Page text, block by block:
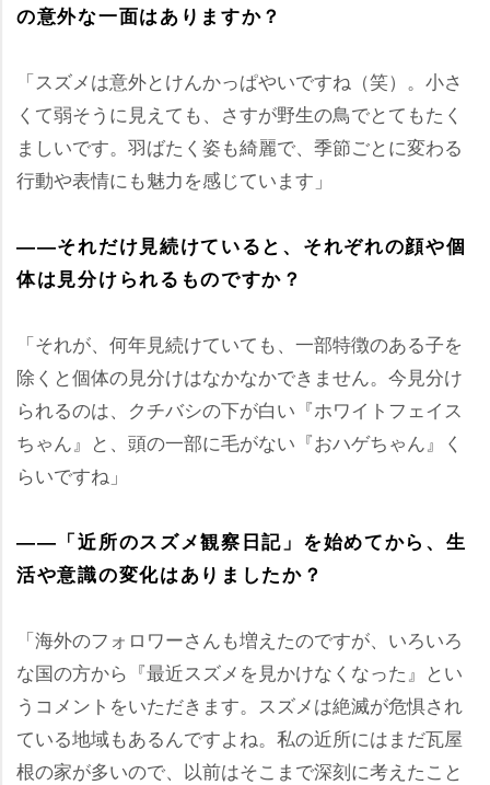
の意外な一面はありますか？
「スズメは意外とけんかっぱやいですね（笑）。小さ
くて弱そうに見えても、さすが野生の鳥でとてもたく
ましいです。羽ばたく姿も綺麗で、季節ごとに変わる
行動や表情にも魅力を感じています」
――それだけ見続けていると、それぞれの顔や個
体は見分けられるものですか？
「それが、何年見続けていても、一部特徴のある子を
除くと個体の見分けはなかなかできません。今見分け
られるのは、クチバシの下が白い『ホワイトフェイス
ちゃん』と、頭の一部に毛がない『おハゲちゃん』く
らいですね」
――「近所のスズメ観察日記」を始めてから、生
活や意識の変化はありましたか？
「海外のフォロワーさんも増えたのですが、いろいろ
な国の方から『最近スズメを見かけなくなった』とい
うコメントをいただきます。スズメは絶滅が危惧され
ている地域もあるんですよね。私の近所にはまだ瓦屋
根の家が多いので、以前はそこまで深刻に考えたこと